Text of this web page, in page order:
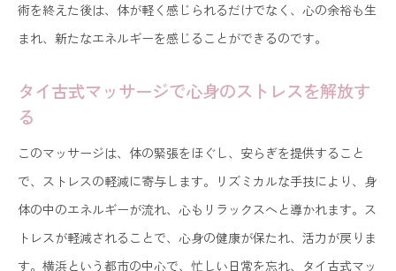
タイ古式マッサージがもたらす横浜での静かな癒
し
横浜
都会の中のオアシス、横浜でのタイ古式マッサー
ジ
術を終えた後は、体が軽く感じられるだけでなく、心の余裕も生
まれ、新たなエネルギーを感じることができるのです。
タイ古式マッサージで心身のストレスを解放す
る
このマッサージは、体の緊張をほぐし、安らぎを提供すること
で、ストレスの軽減に寄与します。リズミカルな手技により、身
体の中のエネルギーが流れ、心もリラックスへと導かれます。ス
トレスが軽減されることで、心身の健康が保たれ、活力が戻りま
す。横浜という都市の中心で、忙しい日常を忘れ、タイ古式マッ